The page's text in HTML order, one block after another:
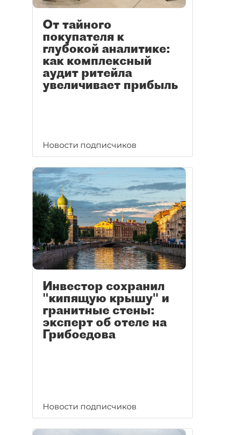
От тайного
покупателя к
глубокой аналитике:
как комплексный
аудит ритейла
увеличивает прибыль
Новости подписчиков
Инвестор сохранил
"кипящую крышу" и
гранитные стены:
эксперт об отеле на
Грибоедова
Новости подписчиков